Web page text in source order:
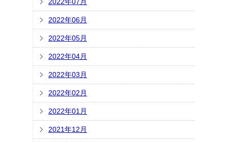
2022年06月
2022年05月
2022年04月
2022年03月
2022年02月
2022年01月
2021年12月